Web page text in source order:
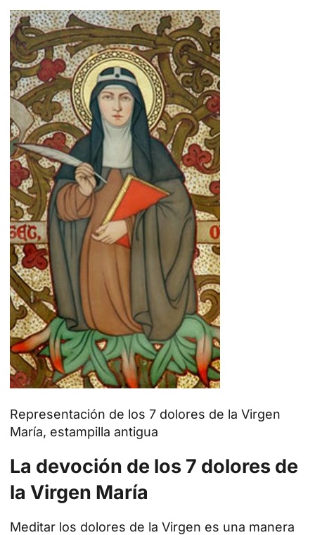
Representación de los 7 dolores de la Virgen
María, estampilla antigua
La devoción de los 7 dolores de
la Virgen María
Meditar los dolores de la Virgen es una manera